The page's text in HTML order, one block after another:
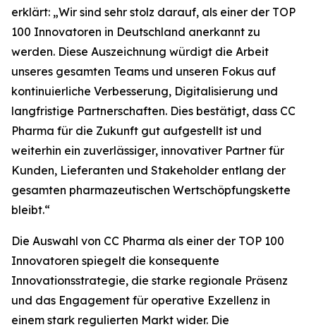
erklärt: „Wir sind sehr stolz darauf, als einer der TOP
100 Innovatoren in Deutschland anerkannt zu
werden. Diese Auszeichnung würdigt die Arbeit
unseres gesamten Teams und unseren Fokus auf
kontinuierliche Verbesserung, Digitalisierung und
langfristige Partnerschaften. Dies bestätigt, dass CC
Pharma für die Zukunft gut aufgestellt ist und
weiterhin ein zuverlässiger, innovativer Partner für
Kunden, Lieferanten und Stakeholder entlang der
gesamten pharmazeutischen Wertschöpfungskette
bleibt.“
Die Auswahl von CC Pharma als einer der TOP 100
Innovatoren spiegelt die konsequente
Innovationsstrategie, die starke regionale Präsenz
und das Engagement für operative Exzellenz in
einem stark regulierten Markt wider. Die